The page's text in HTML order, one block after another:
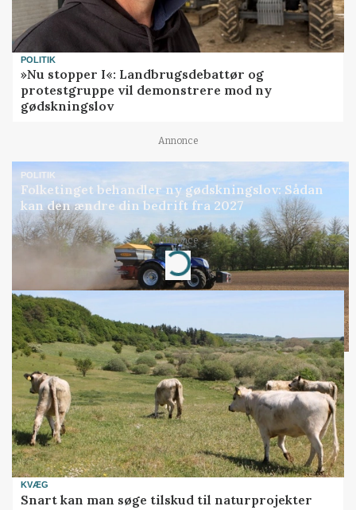
POLITIK
»Nu stopper I«: Landbrugsdebattør og
protestgruppe vil demonstrere mod ny
gødskningslov
Annonce
POLITIK
Folketinget behandler ny gødskningslov: Sådan
kan den ændre din bedrift fra 2027
Annonce
Loading...
KVÆG
Snart kan man søge tilskud til naturprojekter